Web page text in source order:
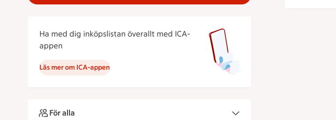
Ha med dig inköpslistan överallt med ICA-
appen
Läs mer om ICA-appen
För alla